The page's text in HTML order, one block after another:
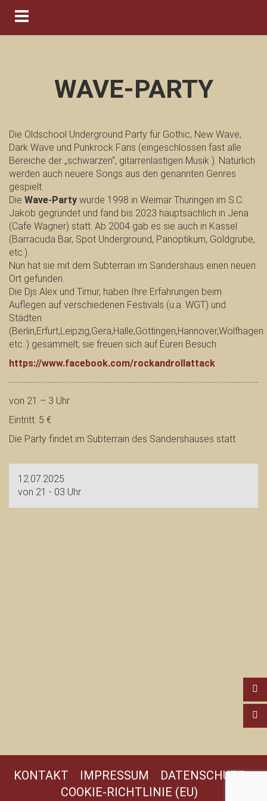
Navigation ein-/ausblenden
WAVE-PARTY
Die Oldschool Underground Party für Gothic, New Wave,
Dark Wave und Punkrock Fans (eingeschlossen fast alle
Bereiche der „schwarzen“, gitarrenlastigen Musik ). Natürlich
werden auch neuere Songs aus den genannten Genres
gespielt.
Die Wave-Party wurde 1998 in Weimar Thüringen im S.C.
Jakob gegründet und fand bis 2023 hauptsächlich in Jena
(Cafe Wagner) statt. Ab 2004 gab es sie auch in Kassel
(Barracuda Bar, Spot Underground, Panoptikum, Goldgrube,
etc.).
Nun hat sie mit dem Subterrain im Sandershaus einen neuen
Ort gefunden.
Die Djs Alex und Timur, haben Ihre Erfahrungen beim
Auflegen auf verschiedenen Festivals (u.a. WGT) und
Städten
(Berlin,Erfurt,Leipzig,Gera,Halle,Göttingen,Hannover,Wolfhagen
etc..) gesammelt; sie freuen sich auf Euren Besuch.
https://www.facebook.com/rockandrollattack
von 21 – 3 Uhr
Eintritt: 5 €
Die Party findet im Subterrain des Sandershauses statt.
12.07.2025
von 21 - 03 Uhr
KONTAKT IMPRESSUM
DATENSCHUTZ
COOKIE-RICHTLINIE (EU)